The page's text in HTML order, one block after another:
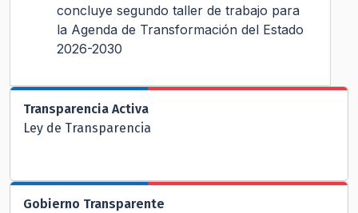
concluye segundo taller de trabajo para
la Agenda de Transformación del Estado
2026-2030
Transparencia Activa
Ley de Transparencia
Gobierno Transparente